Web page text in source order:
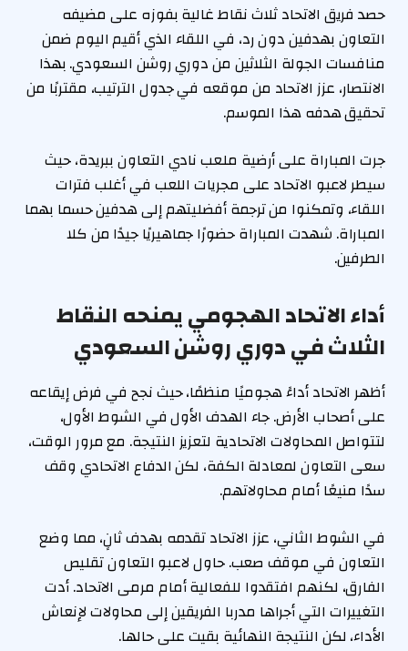
حصد فريق الاتحاد ثلاث نقاط غالية بفوزه على مضيفه
التعاون بهدفين دون رد، في اللقاء الذي أقيم اليوم ضمن
منافسات الجولة الثلاثين من دوري روشن السعودي. بهذا
الانتصار، عزز الاتحاد من موقعه في جدول الترتيب، مقتربًا من
تحقيق هدفه هذا الموسم.
جرت المباراة على أرضية ملعب نادي التعاون ببريدة، حيث
سيطر لاعبو الاتحاد على مجريات اللعب في أغلب فترات
اللقاء، وتمكنوا من ترجمة أفضليتهم إلى هدفين حسما بهما
المباراة. شهدت المباراة حضورًا جماهيريًا جيدًا من كلا
الطرفين.
أداء الاتحاد الهجومي يمنحه النقاط
الثلاث في دوري روشن السعودي
أظهر الاتحاد أداءً هجوميًا منظمًا، حيث نجح في فرض إيقاعه
على أصحاب الأرض. جاء الهدف الأول في الشوط الأول،
لتتواصل المحاولات الاتحادية لتعزيز النتيجة. مع مرور الوقت،
سعى التعاون لمعادلة الكفة، لكن الدفاع الاتحادي وقف
سدًا منيعًا أمام محاولاتهم.
في الشوط الثاني، عزز الاتحاد تقدمه بهدف ثانٍ، مما وضع
التعاون في موقف صعب. حاول لاعبو التعاون تقليص
الفارق، لكنهم افتقدوا للفعالية أمام مرمى الاتحاد. أدت
التغييرات التي أجراها مدربا الفريقين إلى محاولات لإنعاش
الأداء، لكن النتيجة النهائية بقيت على حالها.